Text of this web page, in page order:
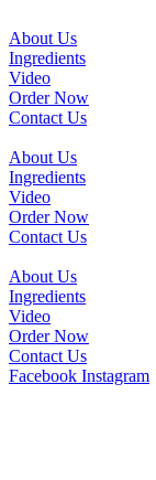
About Us
Ingredients
Video
Order Now
Contact Us
About Us
Ingredients
Video
Order Now
Contact Us
About Us
Ingredients
Video
Order Now
Contact Us
Facebook Instagram